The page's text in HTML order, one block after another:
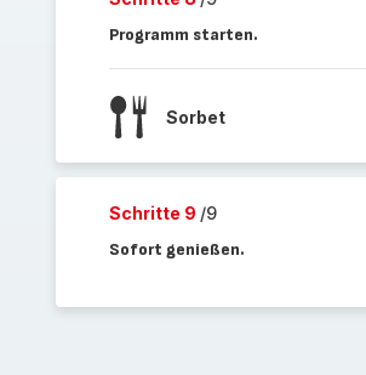
Programm starten.
Sorbet
Schritte 9 /9
Sofort genießen.